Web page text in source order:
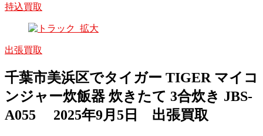
持込買取
出張買取
千葉市美浜区でタイガー TIGER マイコ
ンジャー炊飯器 炊きたて 3合炊き JBS-
A055 2025年9月5日 出張買取